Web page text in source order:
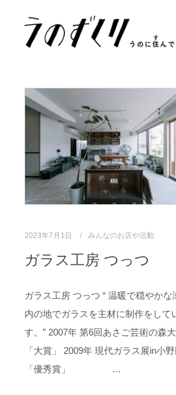
2023年7月1日 みんなのお店や活動
ガラス工房 つっつ
ガラス工房 つっつ “ 温暖で穏やかな
内の地でガラスを主材に制作をして
す。” 2007年 第6回あさご芸術の森
「大賞」 2009年 現代ガラス展in小野
「優秀賞」 …